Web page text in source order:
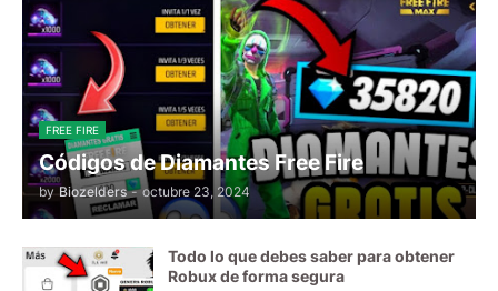
FREE FIRE
Códigos de Diamantes Free Fire
by Biozelders - octubre 23, 2024
Todo lo que debes saber para obtener
Robux de forma segura